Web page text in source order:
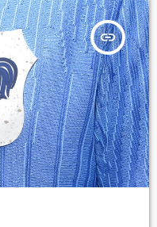
insert_link